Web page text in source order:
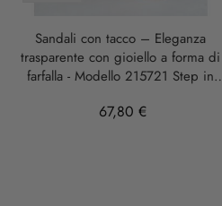
Sandali con tacco – Eleganza
trasparente con gioiello a forma di
farfalla - Modello 215721 Step in
67,80 €